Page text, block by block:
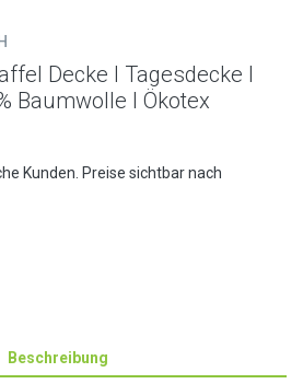
Decke l Tagesdecke l
Baumwolle l Ökotex
Kunden. Preise sichtbar nach
Beschreibung